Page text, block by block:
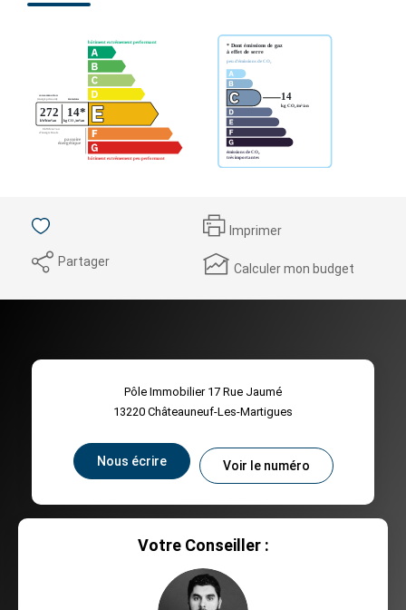
Imprimer
Partager Calculer mon budget
Pôle Immobilier 17 Rue Jaumé
13220 Châteauneuf-Les-Martigues
Nous écrire Voir le numéro
Votre Conseiller :